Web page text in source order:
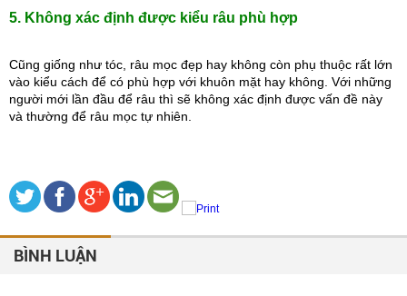
5. Không xác định được kiểu râu phù hợp
Cũng giống như tóc, râu mọc đẹp hay không còn phụ thuộc rất lớn
vào kiểu cách để có phù hợp với khuôn mặt hay không. Với những
người mới lần đầu để râu thì sẽ không xác định được vấn đề này
và thường để râu mọc tự nhiên.
BÌNH LUẬN